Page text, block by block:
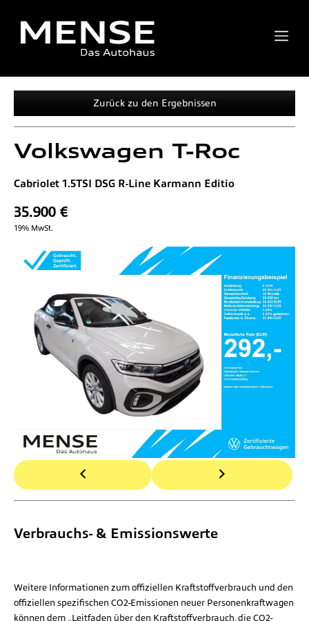
Zurück zu den Ergebnissen
Volkswagen T-Roc
Cabriolet 1.5TSI DSG R-Line Karmann Editio
35.900 €
19% MwSt.
Verbrauchs- & Emissionswerte
Weitere Informationen zum offiziellen Kraftstoffverbrauch und den
offiziellen spezifischen CO2-Emissionen neuer Personenkraftwagen
können dem „Leitfaden über den Kraftstoffverbrauch, die CO2-